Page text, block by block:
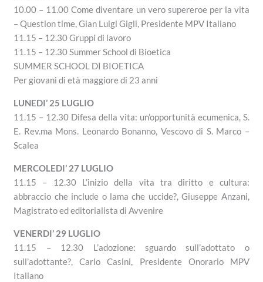
10.00 – 11.00 Come diventare un vero supereroe per la vita
– Question time, Gian Luigi Gigli, Presidente MPV Italiano
11.15 – 12.30 Gruppi di lavoro
11.15 – 12.30 Summer School di Bioetica
SUMMER SCHOOL DI BIOETICA
Per giovani di età maggiore di 23 anni
LUNEDI’ 25 LUGLIO
11.15 – 12.30 Difesa della vita: un’opportunità ecumenica, S.
E. Rev.ma Mons. Leonardo Bonanno, Vescovo di S. Marco –
Scalea
MERCOLEDI’ 27 LUGLIO
11.15 – 12.30 L’inizio della vita tra diritto e cultura:
abbraccio che include o lama che uccide?, Giuseppe Anzani,
Magistrato ed editorialista di Avvenire
VENERDI’ 29 LUGLIO
11.15 – 12.30 L’adozione: sguardo sull’adottato o
sull’adottante?, Carlo Casini, Presidente Onorario MPV
Italiano